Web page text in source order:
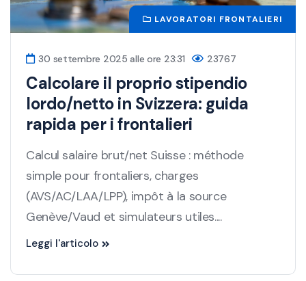
LAVORATORI FRONTALIERI
30 settembre 2025 alle ore 23:31 23767
Calcolare il proprio stipendio
lordo/netto in Svizzera: guida
rapida per i frontalieri
Calcul salaire brut/net Suisse : méthode
simple pour frontaliers, charges
(AVS/AC/LAA/LPP), impôt à la source
Genève/Vaud et simulateurs utiles....
Leggi l'articolo